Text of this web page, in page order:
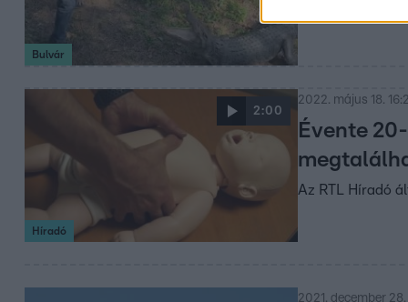
Bulvár
2:00
Híradó
2022. május 18.
Évente
Az RTL Híradó
2021. december 28.